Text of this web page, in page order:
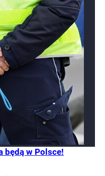
będą w Polsce!